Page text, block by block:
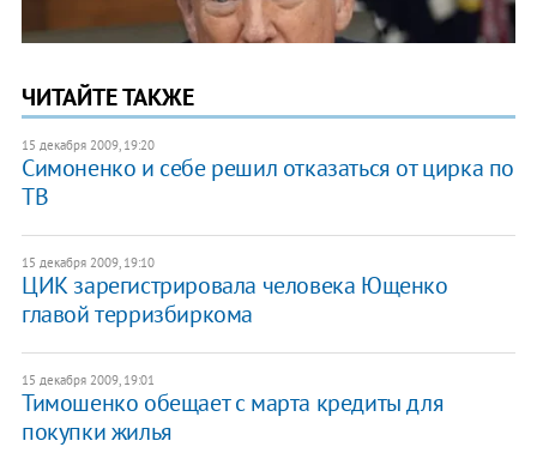
ЧИТАЙТЕ ТАКЖЕ
15 декабря 2009, 19:20
Симоненко и себе решил отказаться от цирка по
ТВ
15 декабря 2009, 19:10
ЦИК зарегистрировала человека Ющенко
главой терризбиркома
15 декабря 2009, 19:01
Тимошенко обещает с марта кредиты для
покупки жилья